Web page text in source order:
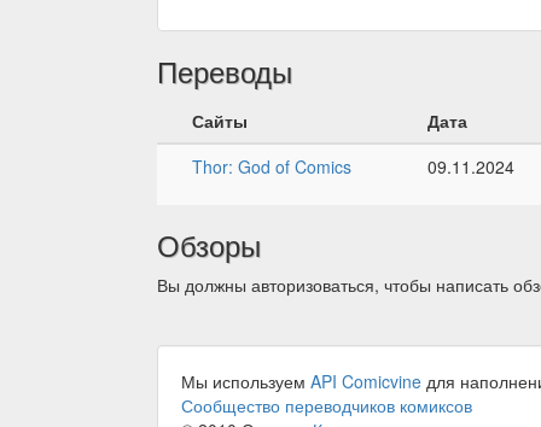
Переводы
Сайты
Дата
Thor: God of Comics
09.11.2024
Обзоры
Вы должны авторизоваться, чтобы написать
Мы используем API Comicvine для
Сообщество переводчиков комиксов